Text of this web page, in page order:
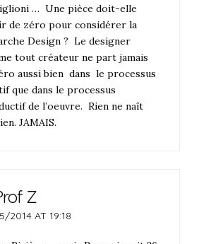
… Une pièce doit-elle
de zéro pour considérer la
Design ? Le designer
tout créateur ne part jamais
aussi bien dans le processus
que dans le processus
de l’oeuvre. Rien ne naît
JAMAIS.
Z
2014 AT 19:18